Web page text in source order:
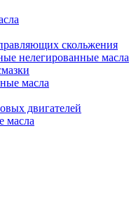
скольжения
нелегированные масла
масла
двигателей
масла